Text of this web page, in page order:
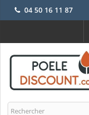
04 50 16 11 87